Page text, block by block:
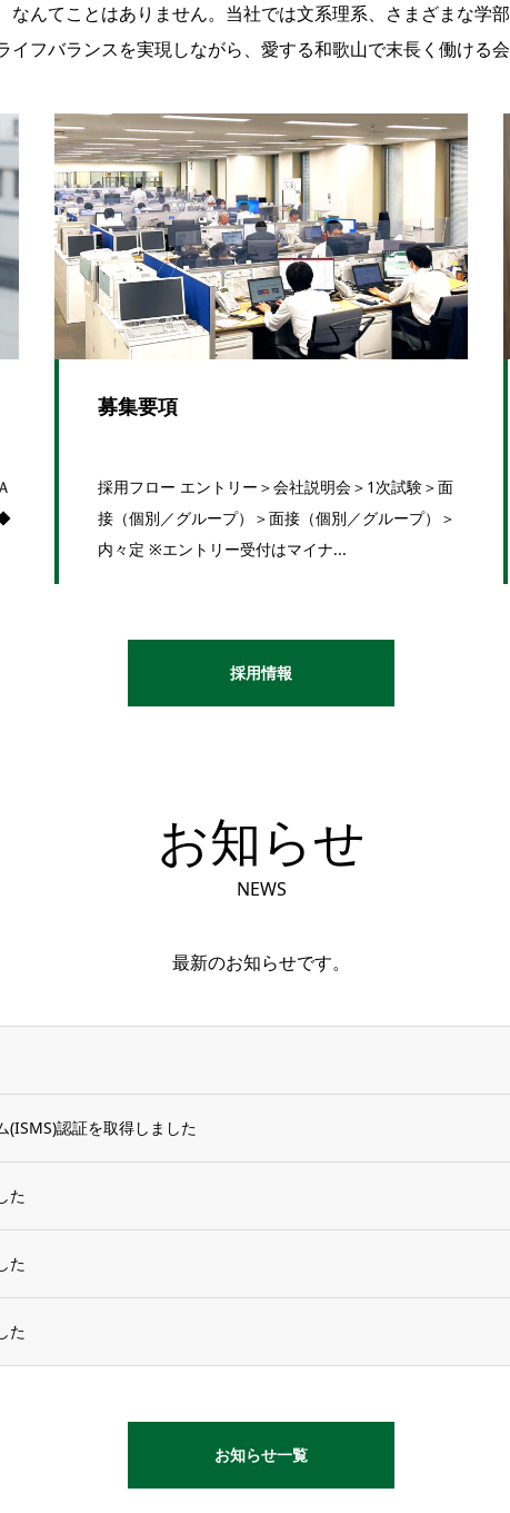
なんてことはありません。当社では文系理系、さまざまな学
イフバランスを実現しながら、愛する和歌山で末長く働ける
募集要項
採用フロー エントリー＞会社説明会＞1次試験＞面
接（個別／グループ）＞面接（個別／グループ）＞
内々定 ※エントリー受付はマイナ...
採用情報
お知らせ
NEWS
最新のお知らせです。
(ISMS)認証を取得しました
た
た
た
お知らせ一覧